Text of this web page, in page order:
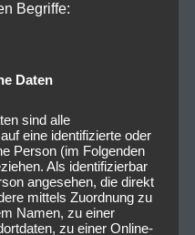
Begriffe:
Daten
sind alle
eine identifizierte oder
Person (im Folgenden
Als identifizierbar
angesehen, die direkt
mittels Zuordnung zu
Namen, zu einer
zu einer Online-